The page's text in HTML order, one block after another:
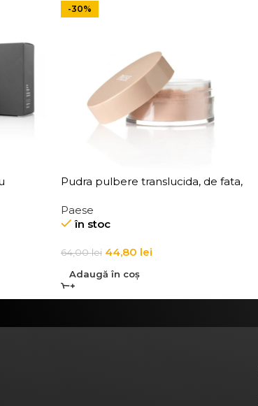
-30%
Pudra pulbere translucida, de fata,
Powder Mini 7 g
Paese
în stoc
64,00lei 44,80 lei
Adaugă în coș